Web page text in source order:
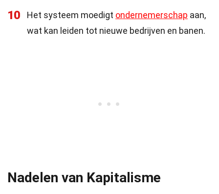
10 Het systeem moedigt ondernemerschap aan,
wat kan leiden tot nieuwe bedrijven en banen.
Nadelen van Kapitalisme